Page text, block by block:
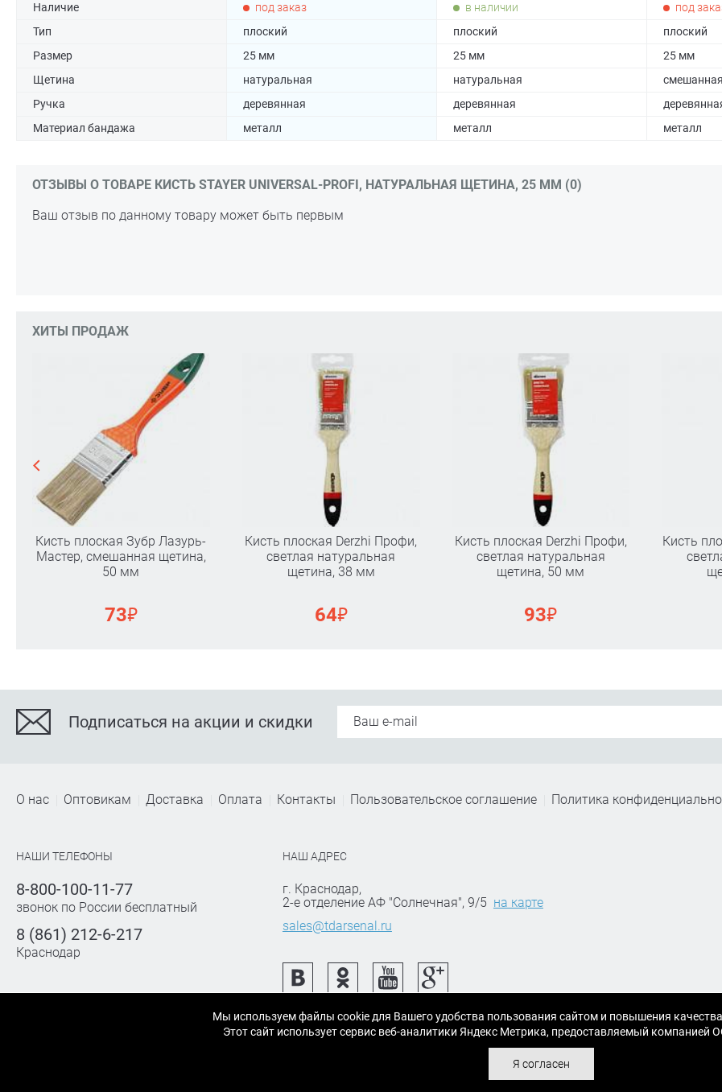
Наличие под заказ в наличии под
Тип
плоский плоский плоский
Размер
25 мм 25 мм 25 мм
Щетина
натуральная натуральная смешанная
Ручка
деревянная деревянная
Материал бандажа
металл металл металл
ОТЗЫВЫ О ТОВАРЕ КИСТЬ STAYER UNIVERSAL-PROFI, НАТУРАЛЬНАЯ ЩЕТИНА, 25 ММ (0)
Ваш отзыв по данному товару может быть первым
ХИТЫ ПРОДАЖ
Кисть плоская Зубр Лазурь-
Мастер, смешанная щетина,
50 мм
73₽
Кисть плоская Derzhi Профи,
светлая натуральная
щетина, 38 мм
64₽
Кисть плоская Derzhi Профи,
светлая натуральная
щетина, 50 мм
93₽
Кисть
Подписаться на акции и скидки
О нас Оптовикам Доставка Оплата Контакты Пользовательское соглашение Политика
НАШИ ТЕЛЕФОНЫ
8-800-100-11-77
звонок по России бесплатный
8 (861) 212-6-217
Краснодар
НАШ АДРЕС
г. Краснодар,
2-е отделение АФ "Солнечная", 9/5 на карте
sales@tdarsenal.ru
Мы используем файлы cookie для Вашего удобства пользования сайтом и повышения
Этот сайт использует сервис веб-аналитики Яндекс Метрика, предоставляемый
Я согласен